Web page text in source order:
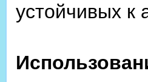
устойчивых к